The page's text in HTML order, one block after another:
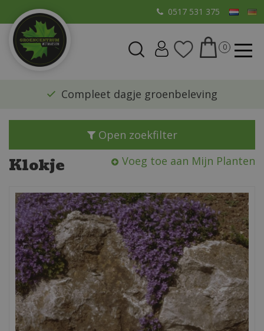
a
0517 531 375
​Compleet dagje groenbeleving
Open zoekfilter
Klokje Voeg toe aan Mijn Planten